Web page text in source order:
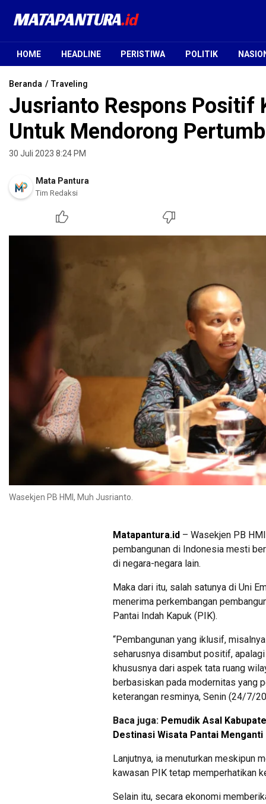
Mata Pantura
Jendela Informasi Terpercaya
HOME HEADLINE PERISTIWA POLITIK
Beranda Traveling
Jusrianto Respons Positif
Untuk Mendorong
30 Juli 2023 8:24 PM
Mata Pantura
Tim Redaksi
Wasekjen PB HMI, Muh Jusrianto.
Matapantura.id – Wasekjen PB
pembangunan di Indonesia mesti
di negara-negara lain.
Maka dari itu, salah satunya di Uni
menerima perkembangan
Pantai Indah Kapuk (PIK).
“Pembangunan yang iklusif,
seharusnya disambut positif,
khususnya dari aspek tata ruang
berbasiskan pada modernitas yang
keterangan resminya, Senin (24/7/
Baca juga: Pemudik Asal
Destinasi Wisata Pantai
Lanjutnya, ia menuturkan meskipun
kawasan PIK tetap memperhatikan
Selain itu, secara ekonomi